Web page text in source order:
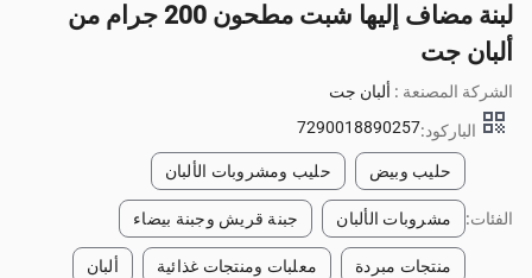
لبنة مضاف إليها شبت مطحون 200 جرام من
ألبان جت
الشركة المصنعة : ألبان جت
qr_code الباركود:7290018890257
الفئات:
حليب وبيض حليب ومشروبات الألبان
مشروبات الألبان جبنة قريش وجبنة بيضاء
منتجات مبردة معلبات ومنتجات غذائية ألبان